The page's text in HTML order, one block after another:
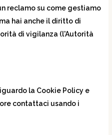
reclamo su come gestiamo
hai anche il diritto di
di vigilanza (l'Autorità
la Cookie Policy e
contattaci usando i